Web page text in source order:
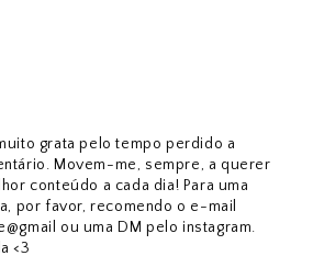
grata pelo tempo perdido a
Movem-me, sempre, a querer
conteúdo a cada dia! Para uma
por favor, recomendo o e-mail
ou uma DM pelo instagram.
<3